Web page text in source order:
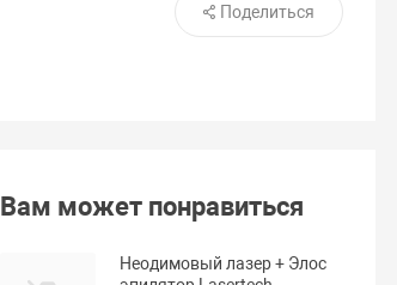
Поделиться
Вам может понравиться
Неодимовый лазер + Элос